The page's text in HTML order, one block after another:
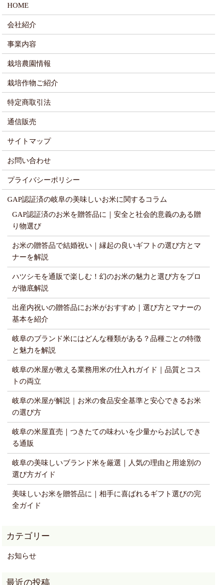
HOME
会社紹介
事業内容
栽培農園情報
栽培作物ご紹介
特定商取引法
通信販売
サイトマップ
お問い合わせ
プライバシーポリシー
GAP認証済の岐阜の美味しいお米に関するコラム
GAP認証済のお米を贈答品に｜安全と社会的意義のある贈
り物選び
お米の贈答品で結婚祝い｜縁起の良いギフトの選び方とマ
ナーを解説
ハツシモを通販で楽しむ！幻のお米の魅力と選び方をプロ
が徹底解説
出産内祝いの贈答品にお米がおすすめ｜選び方とマナーの
基本を紹介
岐阜のブランド米にはどんな種類がある？品種ごとの特徴
と魅力を解説
岐阜の米屋が教える業務用米の仕入れガイド｜品質とコス
トの両立
岐阜の米屋が解説｜お米の食品安全基準と安心できるお米
の選び方
岐阜の米屋直売｜つきたての味わいを少量からお試しでき
る通販
岐阜の美味しいブランド米を厳選｜人気の理由と用途別の
選び方ガイド
美味しいお米を贈答品に｜相手に喜ばれるギフト選びの完
全ガイド
お知らせ